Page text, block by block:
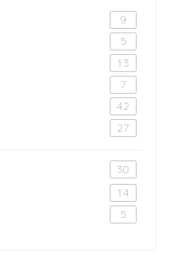
9
5
13
7
42
27
30
14
5